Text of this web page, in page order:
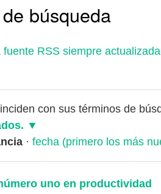
búsqueda
fuente RSS siempre
con sus términos de
· fecha (primero los más
uno en productividad